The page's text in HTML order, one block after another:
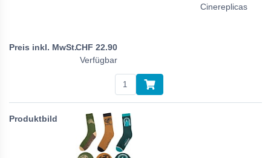
Cinereplicas
CHF 22.90
Verfügbar